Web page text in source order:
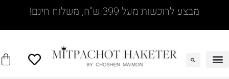
מבצע לרוכשות מעל 399 ש"ח, משלוח חינם!